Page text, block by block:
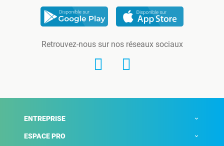
Retrouvez-nous sur nos réseaux sociaux
ENTREPRISE
ESPACE PRO